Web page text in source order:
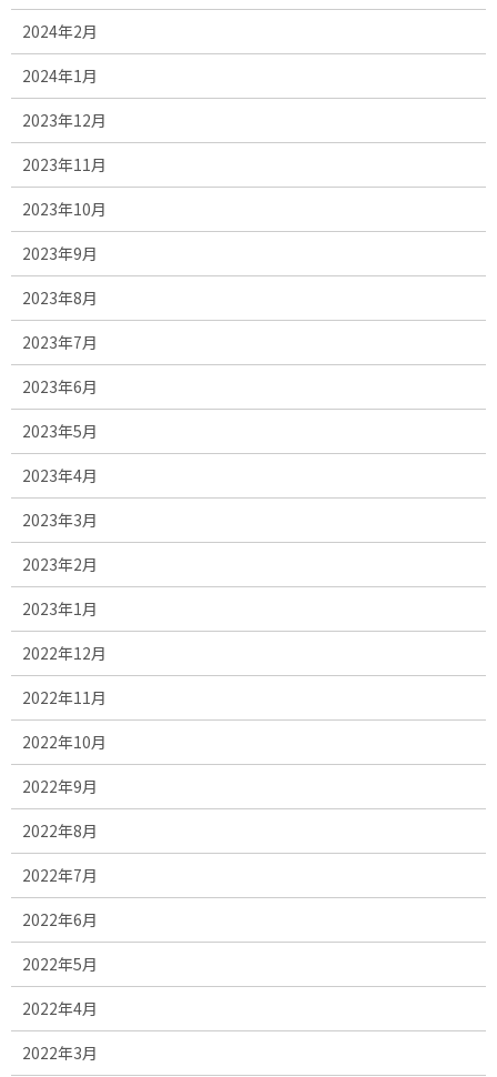
2024年2月
2024年1月
2023年12月
2023年11月
2023年10月
2023年9月
2023年8月
2023年7月
2023年6月
2023年5月
2023年4月
2023年3月
2023年2月
2023年1月
2022年12月
2022年11月
2022年10月
2022年9月
2022年8月
2022年7月
2022年6月
2022年5月
2022年4月
2022年3月